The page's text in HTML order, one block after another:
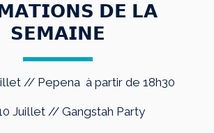
𝗗𝗘 𝗟𝗔
𝗦𝗘𝗠𝗔𝗜𝗡𝗘
// Pepena  à partir de 18h30
Juillet // Gangstah Party